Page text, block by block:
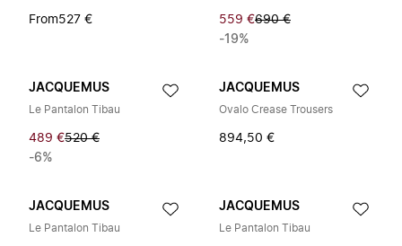
From527 € 559 €690 €
-19%
JACQUEMUS
Le Pantalon Tibau
489 €520 €
-6%
JACQUEMUS
Ovalo Crease Trousers
894,50 €
JACQUEMUS
Le Pantalon Tibau
JACQUEMUS
Le Pantalon Tibau